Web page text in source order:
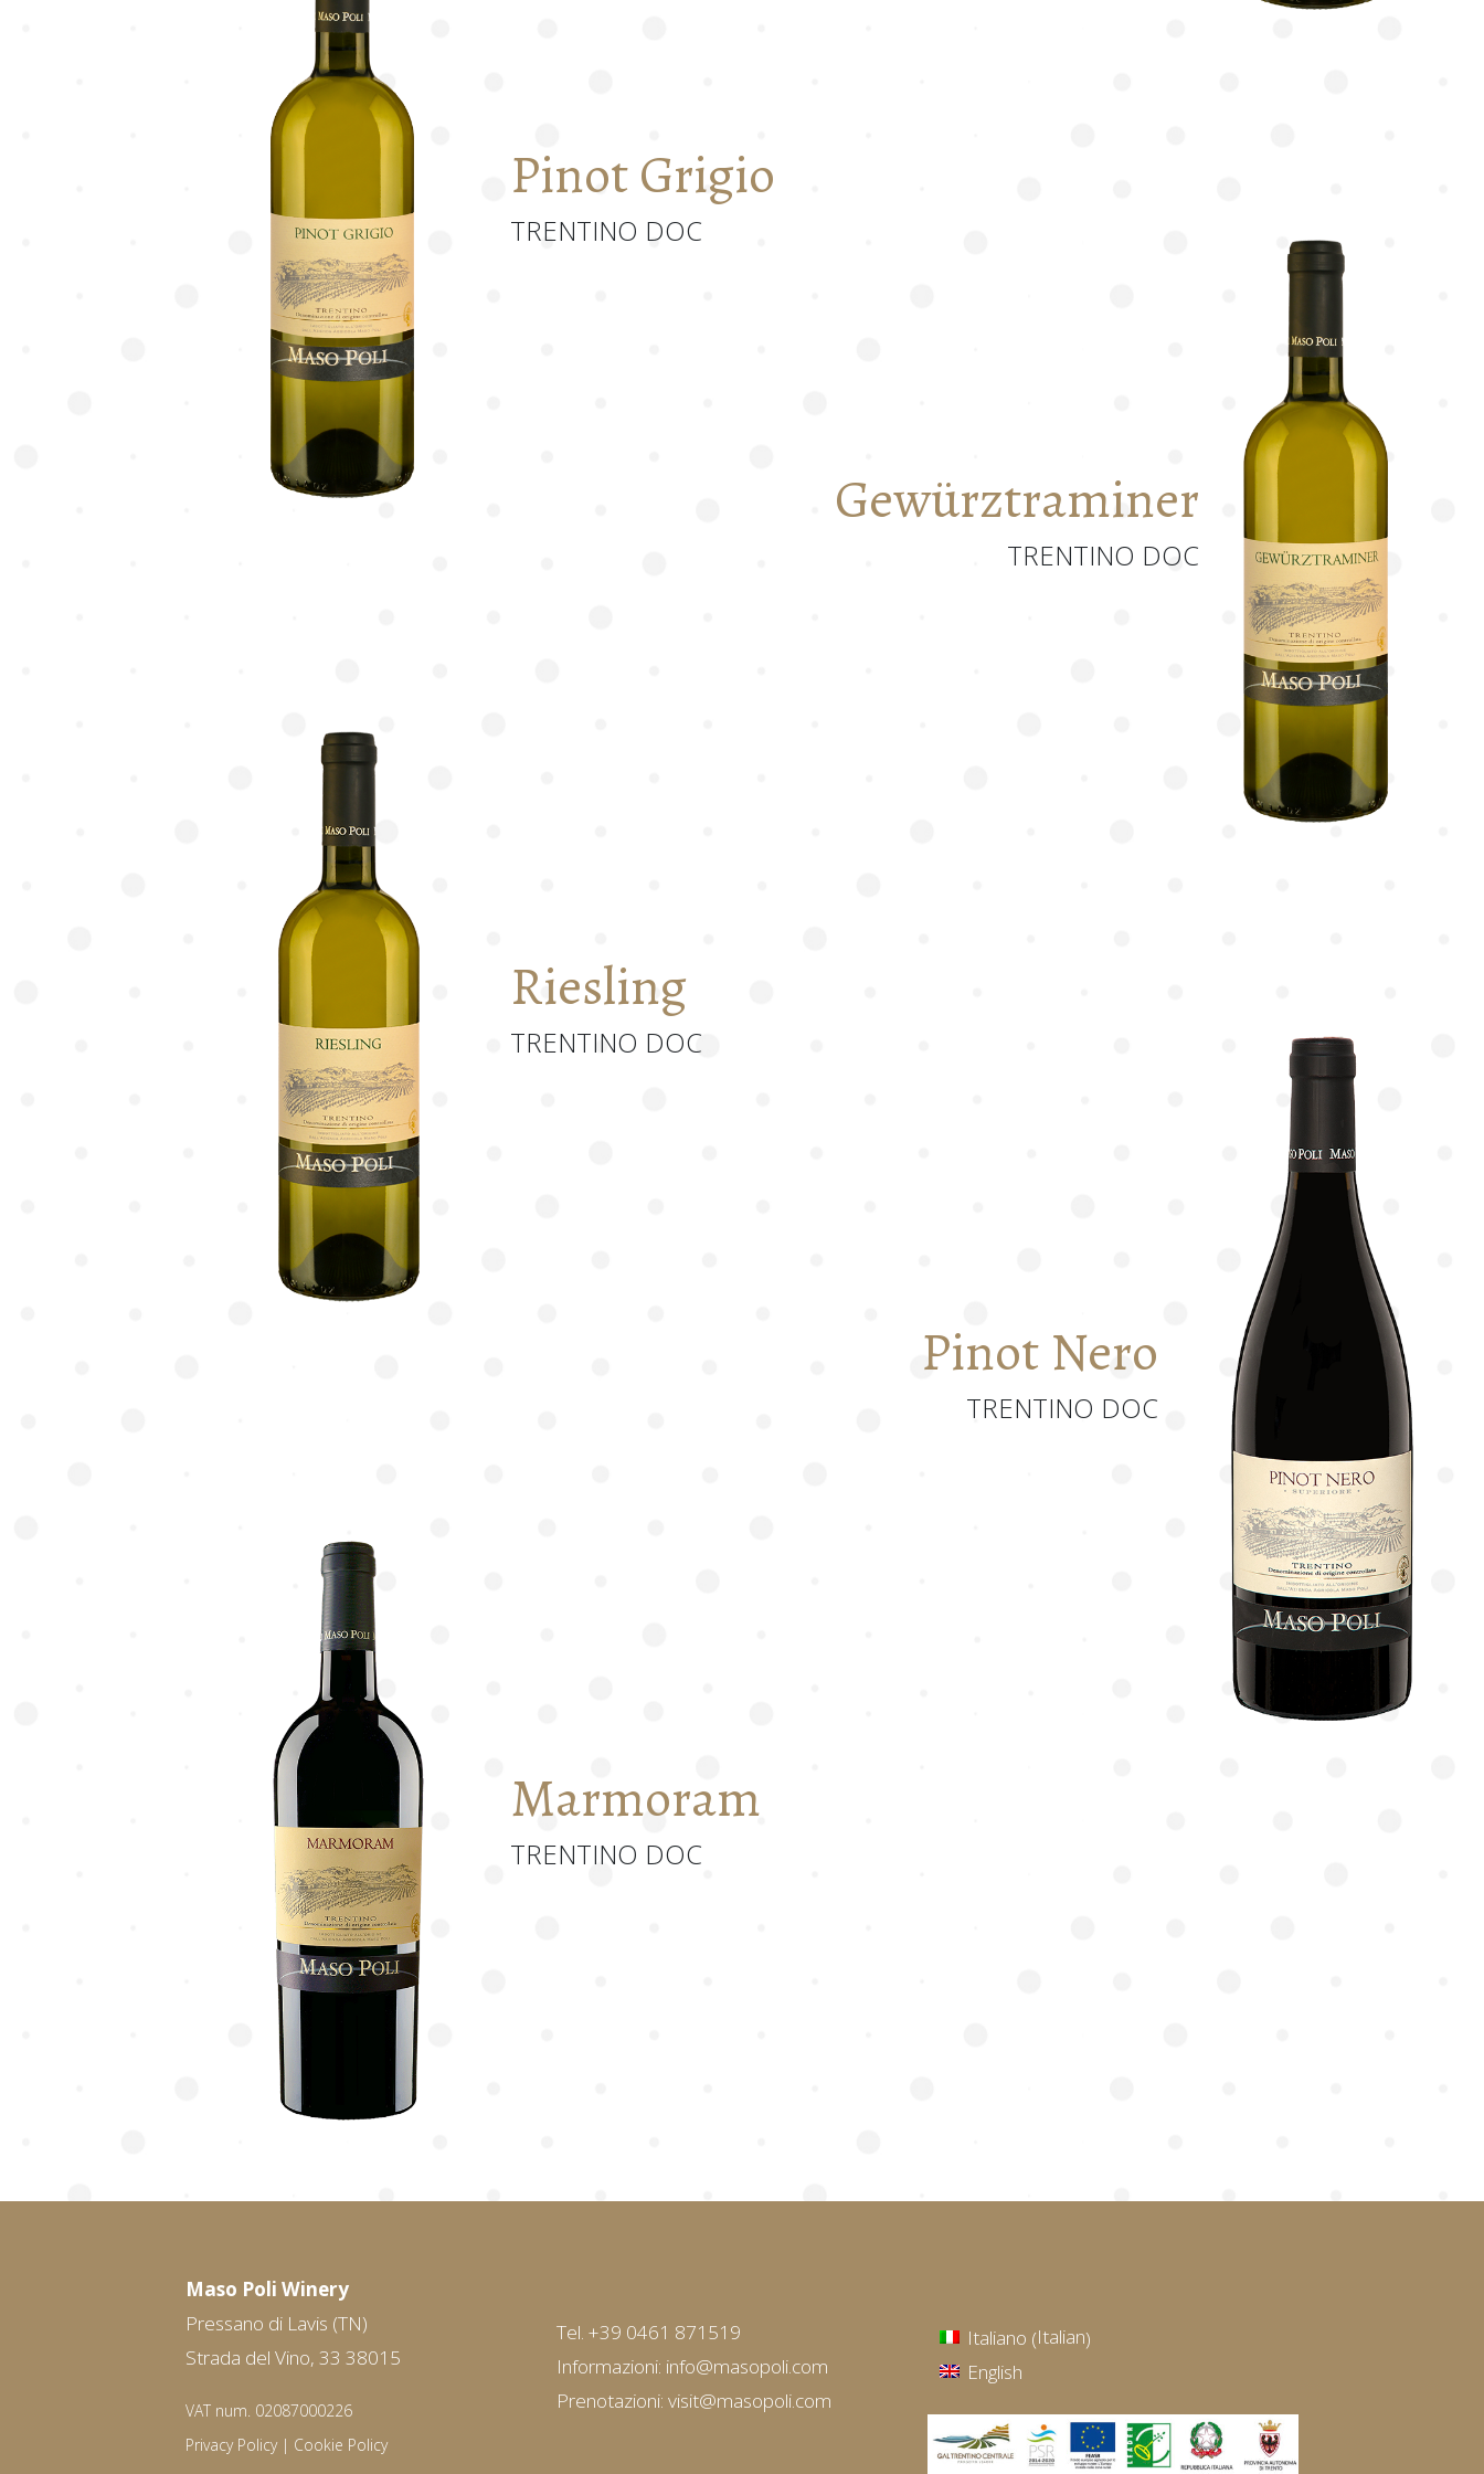
Pinot Grigio
TRENTINO DOC
Riesling
TRENTINO DOC
Marmoram
TRENTINO DOC
Gewürztraminer
TRENTINO DOC
Pinot Nero
TRENTINO DOC
Maso Poli Winery
Pressano di Lavis (TN)
Strada del Vino, 33 38015
VAT num. 02087000226
Privacy Policy | Cookie Policy
Tel. +39 0461 871519
Informazioni: info@masopoli.com
Prenotazioni: visit@masopoli.com
Italiano (Italian)
English